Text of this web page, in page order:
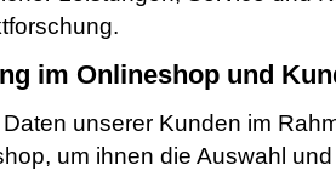
im Onlineshop und
unserer Kunden im
um ihnen die Auswahl